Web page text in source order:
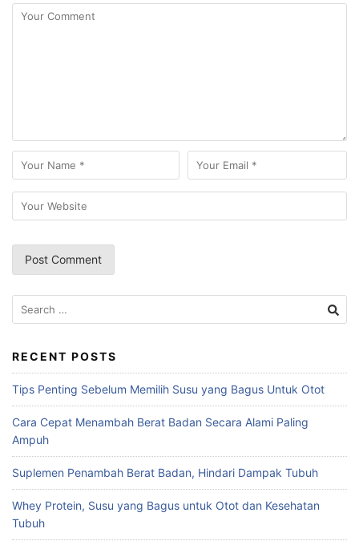
Search
for:
RECENT POSTS
Tips Penting Sebelum Memilih Susu yang Bagus Untuk Otot
Cara Cepat Menambah Berat Badan Secara Alami Paling
Ampuh
Suplemen Penambah Berat Badan, Hindari Dampak Tubuh
Whey Protein, Susu yang Bagus untuk Otot dan Kesehatan
Tubuh